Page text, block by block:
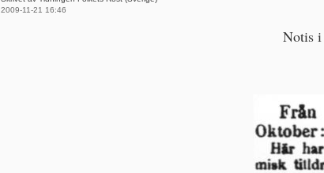
2009-11-21 16:46
Notis i